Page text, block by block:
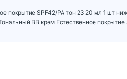
покрытие SPF42/PA тон 23 20 мл 1 шт
BB крем Естественное покрытие